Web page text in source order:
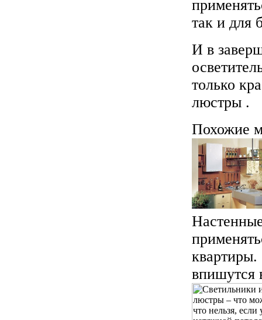
так и для
И в
только
люстры .
Похожие
впишутся